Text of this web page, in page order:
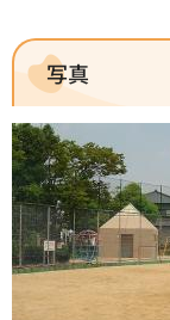
写真